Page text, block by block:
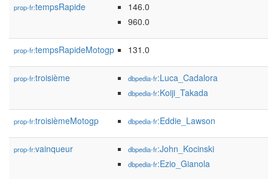
prop-fr:tempsRapide
146.0
960.0
prop-fr:tempsRapideMotogp 131.0
prop-fr:troisième dbpedia-fr:Luca_Cadalora
dbpedia-fr:Koiji_Takada
prop-fr:troisièmeMotogp dbpedia-fr:Eddie_Lawson
prop-fr:vainqueur dbpedia-fr:John_Kocinski
dbpedia-fr:Ezio_Gianola